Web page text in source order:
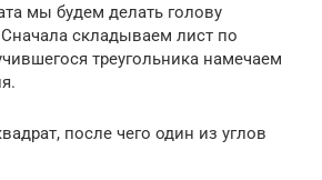
мы будем делать голову
складываем лист по
треугольника намечаем
после чего один из углов